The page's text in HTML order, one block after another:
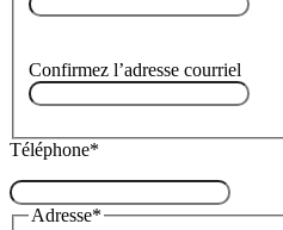
Confirmez l’adresse courriel
Téléphone*
Adresse*